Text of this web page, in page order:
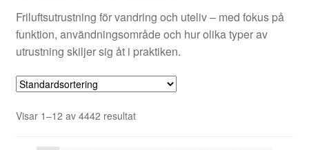
Butik
Varumärken
Väljare
Friluftsutrustning för vandring och uteliv – med fokus på
funktion, användningsområde och hur olika typer av
utrustning skiljer sig åt i praktiken.
Visar 1–12 av 4442 resultat